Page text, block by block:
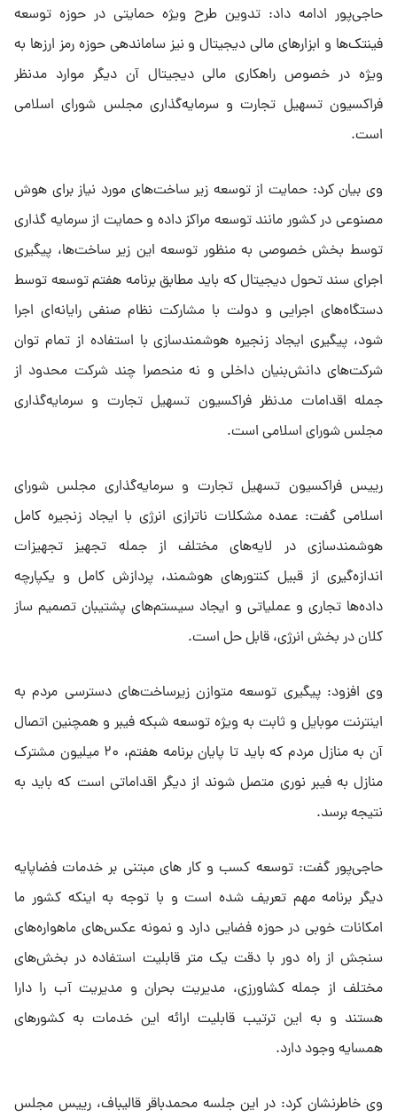
حاجی‌پور ادامه داد: تدوین طرح ویژه حمایتی در حوزه توسعه
فینتک‌ها و ابزارهای مالی دیجیتال و نیز ساماندهی حوزه رمز ارزها به
ویژه در خصوص راهکاری مالی دیجیتال آن دیگر موارد مدنظر
فراکسیون تسهیل تجارت و سرمایه‌گذاری مجلس شورای اسلامی
است.
وی بیان کرد: حمایت از توسعه زیر ساخت‌های مورد نیاز برای هوش
مصنوعی در کشور مانند توسعه مراکز داده و حمایت از سرمایه گذاری
توسط بخش خصوصی به منظور توسعه این زیر ساخت‌ها، پیگیری
اجرای سند تحول دیجیتال که باید مطابق برنامه هفتم توسعه توسط
دستگاه‌های اجرایی و دولت با مشارکت نظام صنفی رایانه‌ای اجرا
شود، پیگیری ایجاد زنجیره هوشمندسازی با استفاده از تمام توان
شرکت‌های دانش‌بنیان داخلی و نه منحصرا چند شرکت محدود از
جمله اقدامات مدنظر فراکسیون تسهیل تجارت و سرمایه‌گذاری
مجلس شورای اسلامی است.
رییس فراکسیون تسهیل تجارت و سرمایه‌گذاری مجلس شورای
اسلامی گفت: عمده مشکلات ناترازی انرژی با ایجاد زنجیره کامل
هوشمندسازی در لایه‌های مختلف از جمله تجهیز تجهیزات
اندازه‌گیری از قبیل کنتورهای هوشمند، پردازش کامل و یکپارچه
داده‌ها تجاری و عملیاتی و ایجاد سیستم‌های پشتیبان تصمیم ساز
کلان در بخش انرژی، قابل حل است.
وی افزود: پیگیری توسعه متوازن زیرساخت‌های دسترسی مردم به
اینترنت موبایل و ثابت به ویژه توسعه شبکه فیبر و همچنین اتصال
آن به منازل مردم که باید تا پایان برنامه هفتم، ۲۰ میلیون مشترک
منازل به فیبر نوری متصل شوند از دیگر اقداماتی است که باید به
نتیجه برسد.
حاجی‌پور گفت: توسعه کسب و کار های مبتنی بر خدمات فضاپایه
دیگر برنامه مهم تعریف شده است و با توجه به اینکه کشور ما
امکانات خوبی در حوزه فضایی دارد و نمونه عکس‌های ماهواره‌های
سنجش از راه دور با دقت یک متر قابلیت استفاده در بخش‌های
مختلف از جمله کشاورزی، مدیریت بحران و مدیریت آب را دارا
هستند و به این ترتیب قابلیت ارائه این خدمات به کشورهای
همسایه وجود دارد.
وی خاطرنشان کرد: در این جلسه محمدباقر قالیباف، رییس مجلس